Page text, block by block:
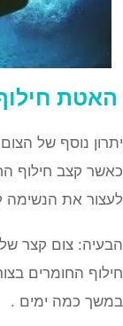
האטת
יתרון נוסף של
כאשר קצב חילוף
לעצור את הנשימה
הבעיה: צום קצר
חילוף החומרים
במשך כמה ימים .